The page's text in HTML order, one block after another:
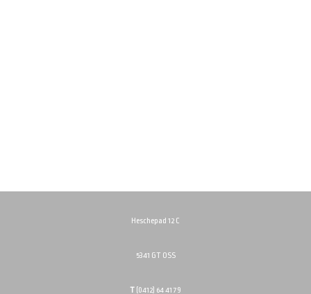
Heschepad 12 C
5341 GT OSS
T (0412) 64 41 79